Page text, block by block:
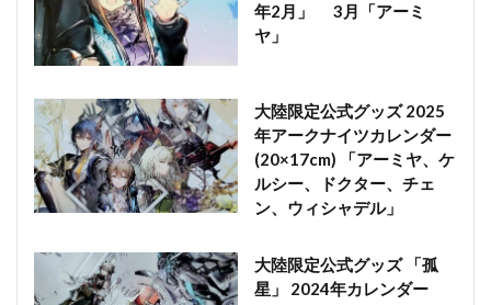
年2月」 3月「アーミ
ヤ」
大陸限定公式グッズ 2025
年アークナイツカレンダー
(20×17cm) 「アーミヤ、ケ
ルシー、ドクター、チェ
ン、ウィシャデル」
大陸限定公式グッズ 「孤
星」 2024年カレンダー